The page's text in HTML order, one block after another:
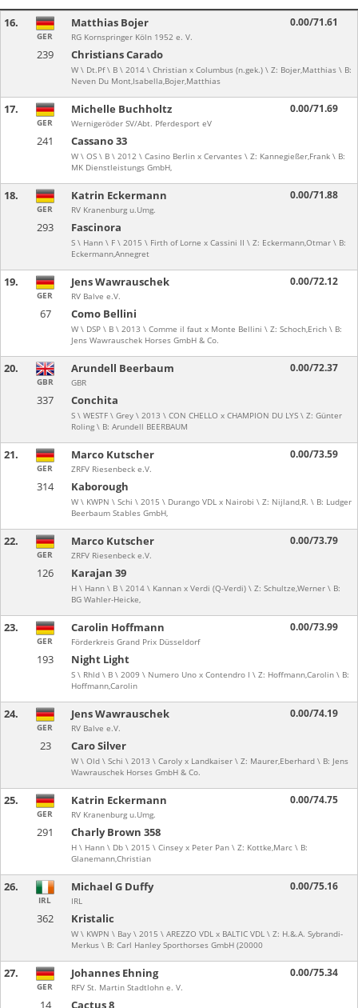
16.
239 Christians Carado
W \ Dt.Pf \ B \ 2014 \ Christian x Columbus (n.gek.) \ Z: Bojer,Matthias \ B:
Neven Du Mont,Isabella,Bojer,Matthias
GER
Matthias Bojer
RG Kornspringer Köln 1952 e. V.
0.00/71.61
17.
241 Cassano 33
W \ OS \ B \ 2012 \ Casino Berlin x Cervantes \ Z: Kannegießer,Frank \ B:
MK Dienstleistungs GmbH,
GER
Michelle Buchholtz
Wernigeröder SV/Abt. Pferdesport eV
0.00/71.69
18.
293 Fascinora
S \ Hann \ F \ 2015 \ Firth of Lorne x Cassini II \ Z: Eckermann,Otmar \ B:
Eckermann,Annegret
GER
Katrin Eckermann
RV Kranenburg u.Umg.
0.00/71.88
19.
67 Como Bellini
W \ DSP \ B \ 2013 \ Comme il faut x Monte Bellini \ Z: Schoch,Erich \ B:
Jens Wawrauschek Horses GmbH & Co.
GER
Jens Wawrauschek
RV Balve e.V.
0.00/72.12
20.
337 Conchita
S \ WESTF \ Grey \ 2013 \ CON CHELLO x CHAMPION DU LYS \ Z: Günter
Roling \ B: Arundell BEERBAUM
GBR
Arundell Beerbaum
GBR
0.00/72.37
21.
314 Kaborough
W \ KWPN \ Schi \ 2015 \ Durango VDL x Nairobi \ Z: Nijland,R. \ B: Ludger
Beerbaum Stables GmbH,
GER
Marco Kutscher
ZRFV Riesenbeck e.V.
0.00/73.59
22.
126 Karajan 39
H \ Hann \ B \ 2014 \ Kannan x Verdi (Q-Verdi) \ Z: Schultze,Werner \ B:
BG Wahler-Heicke,
GER
Marco Kutscher
ZRFV Riesenbeck e.V.
0.00/73.79
23.
193 Night Light
S \ Rhld \ B \ 2009 \ Numero Uno x Contendro I \ Z: Hoffmann,Carolin \ B:
Hoffmann,Carolin
GER
Carolin Hoffmann
Förderkreis Grand Prix Düsseldorf
0.00/73.99
24.
23 Caro Silver
W \ Old \ Schi \ 2013 \ Caroly x Landkaiser \ Z: Maurer,Eberhard \ B: Jens
Wawrauschek Horses GmbH & Co.
GER
Jens Wawrauschek
RV Balve e.V.
0.00/74.19
25.
291 Charly Brown 358
H \ Hann \ Db \ 2015 \ Cinsey x Peter Pan \ Z: Kottke,Marc \ B:
Glanemann,Christian
GER
Katrin Eckermann
RV Kranenburg u.Umg.
0.00/74.75
26.
362 Kristalic
W \ KWPN \ Bay \ 2015 \ AREZZO VDL x BALTIC VDL \ Z: H.&.A. Sybrandi-
Merkus \ B: Carl Hanley Sporthorses GmbH (20000
IRL
Michael G Duffy
IRL
0.00/75.16
27.
14 Cactus 8
GER
Johannes Ehning
RFV St. Martin Stadtlohn e. V.
0.00/75.34